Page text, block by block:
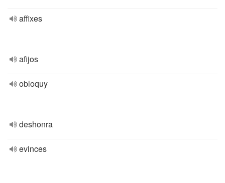
affixes
afijos
obloquy
deshonra
evinces